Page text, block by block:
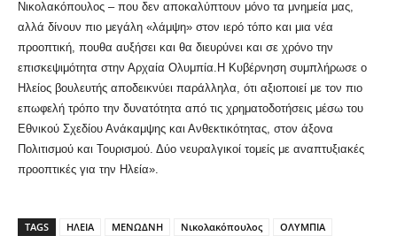
Νικολακόπουλος – που δεν αποκαλύπτουν μόνο τα μνημεία μας,
αλλά δίνουν πιο μεγάλη «λάμψη» στον ιερό τόπο και μια νέα
προοπτική, πουθα αυξήσει και θα διευρύνει και σε χρόνο την
επισκεψιμότητα στην Αρχαία Ολυμπία.Η Κυβέρνηση συμπλήρωσε ο
Ηλείος βουλευτής αποδεικνύει παράλληλα, ότι αξιοποιεί με τον πιο
επωφελή τρόπο την δυνατότητα από τις χρηματοδοτήσεις μέσω του
Εθνικού Σχεδίου Ανάκαμψης και Ανθεκτικότητας, στον άξονα
Πολιτισμού και Τουρισμού. Δύο νευραλγικοί τομείς με αναπτυξιακές
προοπτικές για την Ηλεία».
TAGS ΗΛΕΙΑ ΜΕΝΩΔΝΗ Νικολακόπουλος ΟΛΥΜΠΙΑ